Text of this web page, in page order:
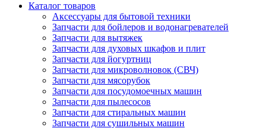
Каталог товаров
Аксессуары для бытовой техники
Запчасти для бойлеров и водонагревателей
Запчасти для вытяжек
Запчасти для духовых шкафов и плит
Запчасти для йогуртниц
Запчасти для микроволновок (СВЧ)
Запчасти для мясорубок
Запчасти для посудомоечных машин
Запчасти для пылесосов
Запчасти для стиральных машин
Запчасти для сушильных машин